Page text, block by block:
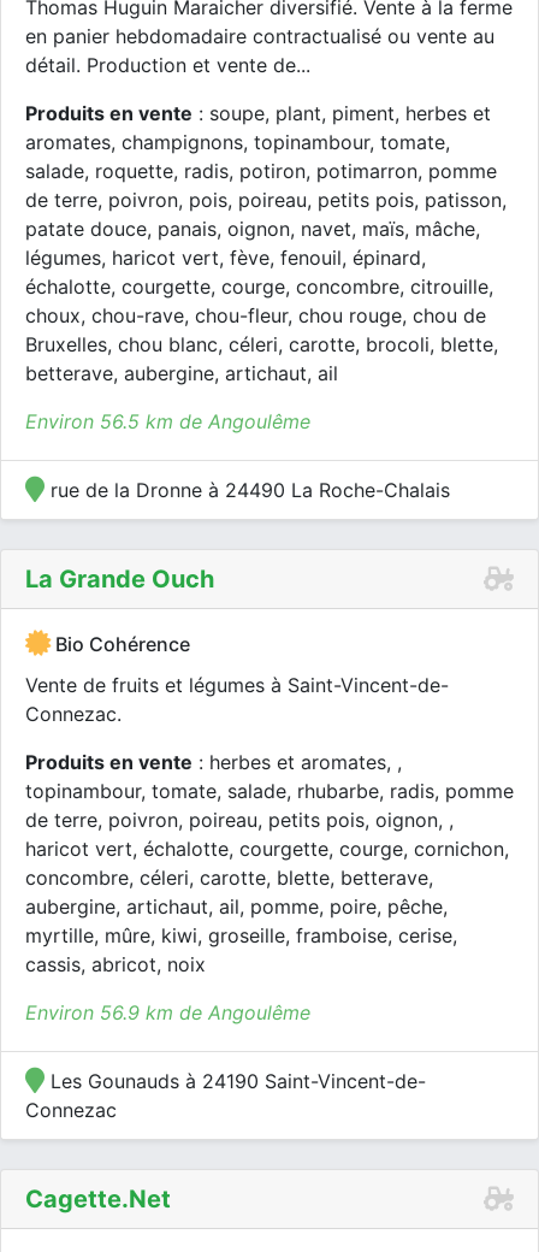
Thomas Huguin Maraicher diversifié. Vente à la ferme
en panier hebdomadaire contractualisé ou vente au
détail. Production et vente de...
Produits en vente : soupe, plant, piment, herbes et
aromates, champignons, topinambour, tomate,
salade, roquette, radis, potiron, potimarron, pomme
de terre, poivron, pois, poireau, petits pois, patisson,
patate douce, panais, oignon, navet, maïs, mâche,
légumes, haricot vert, fève, fenouil, épinard,
échalotte, courgette, courge, concombre, citrouille,
choux, chou-rave, chou-fleur, chou rouge, chou de
Bruxelles, chou blanc, céleri, carotte, brocoli, blette,
betterave, aubergine, artichaut, ail
Environ 56.5 km de Angoulême
rue de la Dronne à 24490 La Roche-Chalais
La Grande Ouch
Bio Cohérence
Vente de fruits et légumes à Saint-Vincent-de-
Connezac.
Produits en vente : herbes et aromates, ,
topinambour, tomate, salade, rhubarbe, radis, pomme
de terre, poivron, poireau, petits pois, oignon, ,
haricot vert, échalotte, courgette, courge, cornichon,
concombre, céleri, carotte, blette, betterave,
aubergine, artichaut, ail, pomme, poire, pêche,
myrtille, mûre, kiwi, groseille, framboise, cerise,
cassis, abricot, noix
Environ 56.9 km de Angoulême
Les Gounauds à 24190 Saint-Vincent-de-
Connezac
Cagette.net